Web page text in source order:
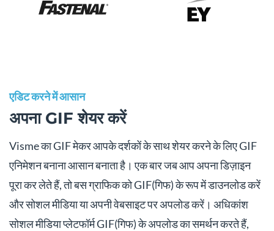
एडिट करने में आसान
अपना GIF शेयर करें
Visme का GIF मेकर आपके दर्शकों के साथ शेयर करने के लिए GIF
एनिमेशन बनाना आसान बनाता है। एक बार जब आप अपना डिज़ाइन
पूरा कर लेते हैं, तो बस ग्राफिक को GIF(गिफ) के रूप में डाउनलोड करें
और सोशल मीडिया या अपनी वेबसाइट पर अपलोड करें। अधिकांश
सोशल मीडिया प्लेटफॉर्म GIF(गिफ) के अपलोड का समर्थन करते हैं,